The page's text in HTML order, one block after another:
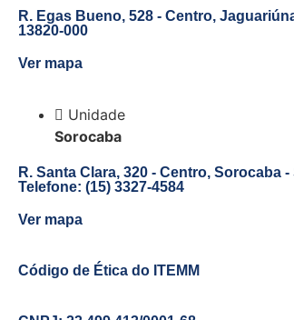
R. Egas Bueno, 528 - Centro,
13820-000
Ver mapa
Unidade
Sorocaba
R. Santa Clara, 320 - Centro, Sorocaba -
Telefone: (15) 3327-4584
Ver mapa
Código de Ética do ITEMM